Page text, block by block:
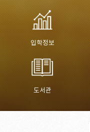
입학정보
도서관